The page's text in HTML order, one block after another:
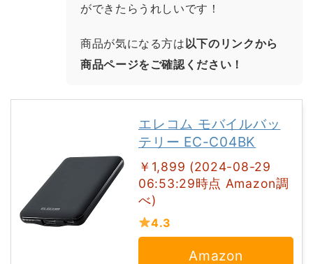
ができたらうれしいです！
商品が気になる方は以下のリンクから
商品ページをご確認ください！
エレコム モバイルバッ
テリー EC-C04BK
￥1,899 (2024-08-29
06:53:29時点 Amazon調
べ)
4.3
Amazon